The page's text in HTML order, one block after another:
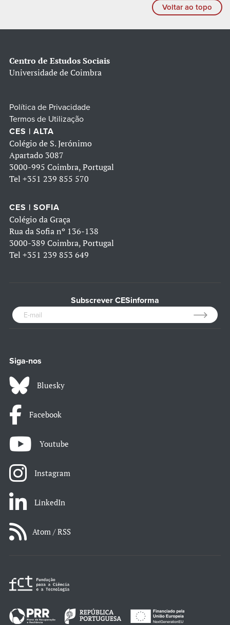
Voltar ao topo
Centro de Estudos Sociais
Universidade de Coimbra
Política de Privacidade
Termos de Utilização
CES | ALTA
Colégio de S. Jerónimo
Apartado 3087
3000-995 Coimbra, Portugal
Tel +351 239 855 570
CES | SOFIA
Colégio da Graça
Rua da Sofia nº 136-138
3000-389 Coimbra, Portugal
Tel +351 239 853 649
Subscrever CESinforma
Siga-nos
Bluesky
Facebook
Youtube
Instagram
LinkedIn
Atom / RSS